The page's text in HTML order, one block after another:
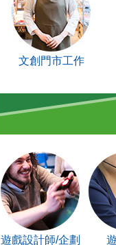
文創門市工作
遊戲設計師/企劃